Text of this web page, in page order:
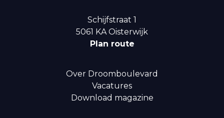
Schijfstraat 1
5061 KA Oisterwijk
Plan route
Over Droomboulevard
Vacatures
Download magazine